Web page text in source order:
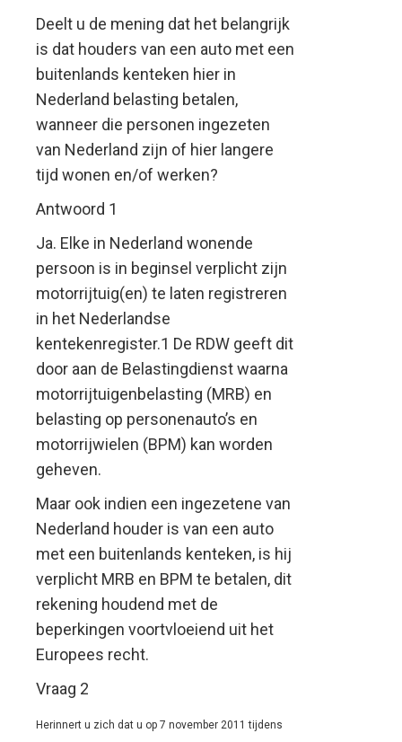
Deelt u de mening dat het belangrijk
is dat houders van een auto met een
buitenlands kenteken hier in
Nederland belasting betalen,
wanneer die personen ingezeten
van Nederland zijn of hier langere
tijd wonen en/of werken?
Antwoord 1
Ja. Elke in Nederland wonende
persoon is in beginsel verplicht zijn
motorrijtuig(en) te laten registreren
in het Nederlandse
kentekenregister.1 De RDW geeft dit
door aan de Belastingdienst waarna
motorrijtuigenbelasting (MRB) en
belasting op personenauto’s en
motorrijwielen (BPM) kan worden
geheven.
Maar ook indien een ingezetene van
Nederland houder is van een auto
met een buitenlands kenteken, is hij
verplicht MRB en BPM te betalen, dit
rekening houdend met de
beperkingen voortvloeiend uit het
Europees recht.
Vraag 2
Herinnert u zich dat u op 7 november 2011 tijdens